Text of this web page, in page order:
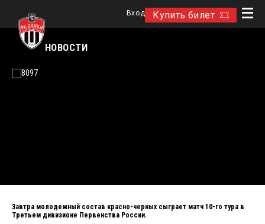
Купить билет
Вход
НОВОСТИ
Завтра молодежный состав красно-черных сыграет матч 10-го тура в
Третьем дивизионе Первенства России.